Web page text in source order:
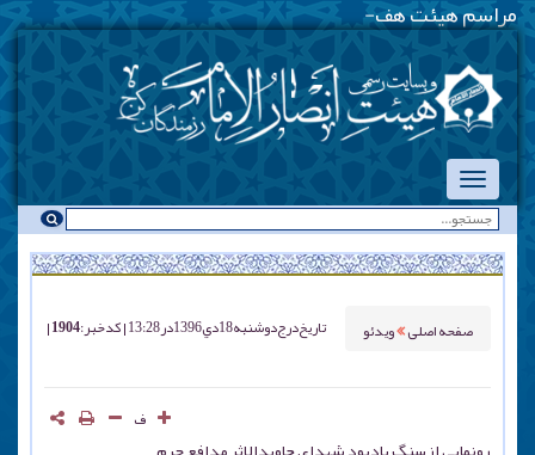
مراسم هیئت هفتگی - یک-
صفحه اصلی ویدئو تاریخ درجدوشنبه 18 دي 1396 در 13:28 کد خبر : 1904
ف